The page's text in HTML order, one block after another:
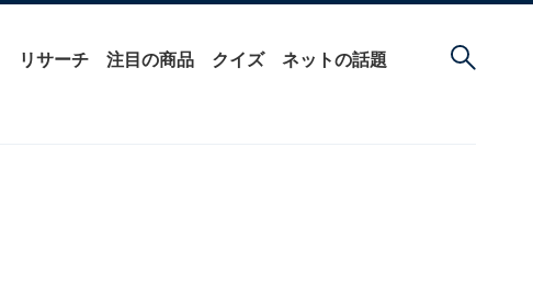
リサーチ 注目の商品 クイズ ネットの話題